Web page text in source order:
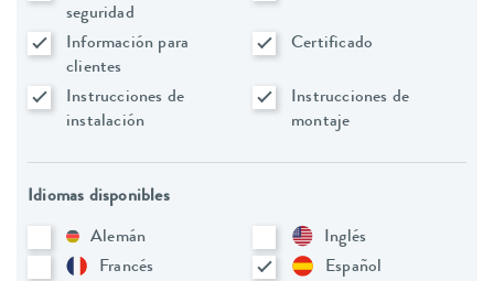
seguridad
Información para
clientes
Certificado
Instrucciones de
instalación
Instrucciones de
montaje
Idiomas disponibles
Alemán
Inglés
Francés
Español